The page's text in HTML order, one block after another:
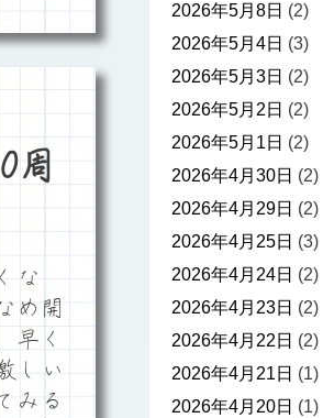
周
な
め開
早く
しい
みる
2026年5月8日 (2)
2026年5月4日 (3)
2026年5月3日 (2)
2026年5月2日 (2)
2026年5月1日 (2)
2026年4月30日 (2)
2026年4月29日 (2)
2026年4月25日 (3)
2026年4月24日 (2)
2026年4月23日 (2)
2026年4月22日 (2)
2026年4月21日 (1)
2026年4月20日 (1)